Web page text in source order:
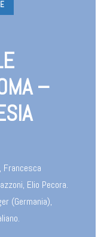
–
Francesca
Elio Pecora.
(Germania),